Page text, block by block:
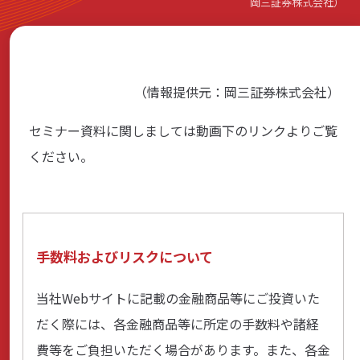
岡三にいがたと始める
各種情報・セミナー
店舗のご案内
会社案内
（情報提供元：岡三証券株式会社）
セミナー資料に関しましては動画下のリンクよりご覧
ください。
手数料およびリスクについて
当社Webサイトに記載の金融商品等にご投資いた
だく際には、各金融商品等に所定の手数料や諸経
費等をご負担いただく場合があります。また、各金